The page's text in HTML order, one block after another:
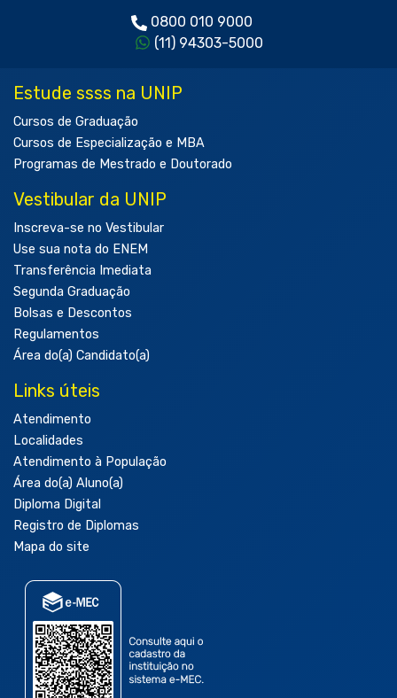
0800 010 9000
(11) 94303-5000
Estude ssss na UNIP
Cursos de Graduação
Cursos de Especialização e MBA
Programas de Mestrado e Doutorado
Vestibular da UNIP
Inscreva-se no Vestibular
Use sua nota do ENEM
Transferência Imediata
Segunda Graduação
Bolsas e Descontos
Regulamentos
Área do(a) Candidato(a)
Links úteis
Atendimento
Localidades
Atendimento à População
Área do(a) Aluno(a)
Diploma Digital
Registro de Diplomas
Mapa do site